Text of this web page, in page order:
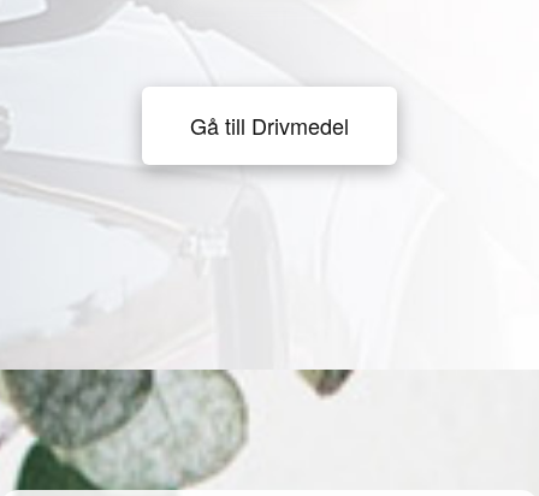
Gå till Drivmedel